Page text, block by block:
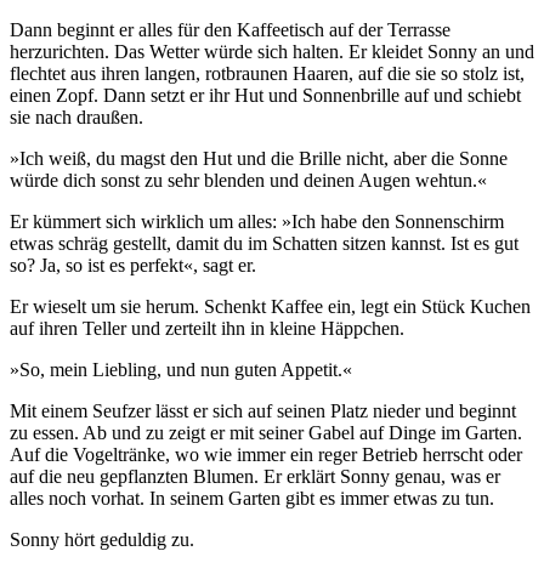
Dann beginnt er alles für den Kaffeetisch auf der Terrasse
herzurichten. Das Wetter würde sich halten. Er kleidet Sonny an und
flechtet aus ihren langen, rotbraunen Haaren, auf die sie so stolz ist,
einen Zopf. Dann setzt er ihr Hut und Sonnenbrille auf und schiebt
sie nach draußen.
»Ich weiß, du magst den Hut und die Brille nicht, aber die Sonne
würde dich sonst zu sehr blenden und deinen Augen wehtun.«
Er kümmert sich wirklich um alles: »Ich habe den Sonnenschirm
etwas schräg gestellt, damit du im Schatten sitzen kannst. Ist es gut
so? Ja, so ist es perfekt«, sagt er.
Er wieselt um sie herum. Schenkt Kaffee ein, legt ein Stück Kuchen
auf ihren Teller und zerteilt ihn in kleine Häppchen.
»So, mein Liebling, und nun guten Appetit.«
Mit einem Seufzer lässt er sich auf seinen Platz nieder und beginnt
zu essen. Ab und zu zeigt er mit seiner Gabel auf Dinge im Garten.
Auf die Vogeltränke, wo wie immer ein reger Betrieb herrscht oder
auf die neu gepflanzten Blumen. Er erklärt Sonny genau, was er
alles noch vorhat. In seinem Garten gibt es immer etwas zu tun.
Sonny hört geduldig zu.